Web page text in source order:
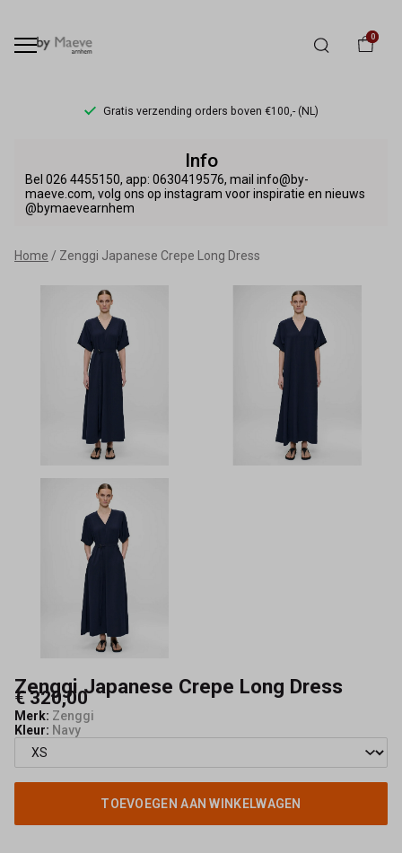
0
Gratis verzending orders boven €100,- (NL)
Japanese
Crepe
Long
Dress
Maeve
Info
Bel 026 4455150, app: 0630419576, mail info@by-
maeve.com, volg ons op instagram voor inspiratie en nieuws
@bymaevearnhem
Home Zenggi Japanese Crepe Long Dress
Zenggi Japanese Crepe Long Dress
€ 320,00
Merk: Zenggi
Kleur: Navy
TOEVOEGEN AAN WINKELWAGEN